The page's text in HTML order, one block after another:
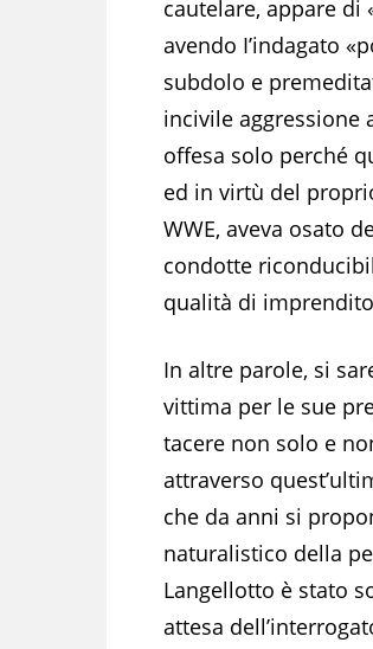
cautelare, appare di
avendo I’indagato
subdolo e
incivile aggressione
offesa solo perché
ed in virtù del
WWE, aveva osato
condotte
qualità di
In altre parole, si
vittima per le sue
tacere non solo e
attraverso
che da anni si
naturalistico della
Langellotto è stato
attesa